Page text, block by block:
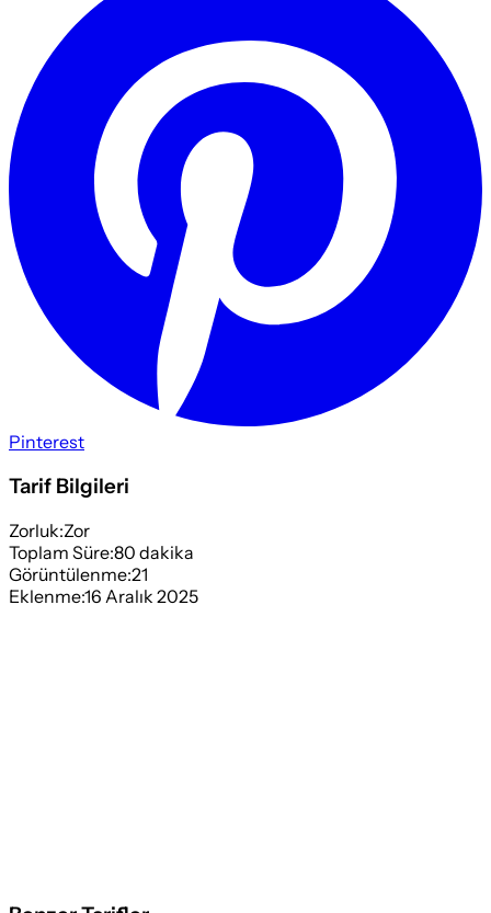
Pinterest
Tarif Bilgileri
Zorluk:Zor
Toplam Süre:80 dakika
Görüntülenme:21
Eklenme:16 Aralık 2025